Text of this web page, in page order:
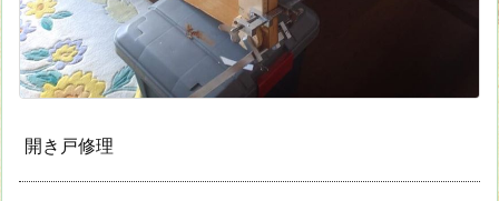
開き戸修理